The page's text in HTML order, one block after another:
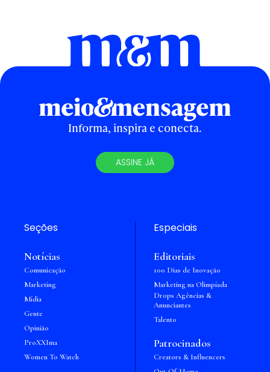
Informa, inspira e conecta.
ASSINE JÁ
Seções
Notícias
Comunicação
Marketing
Mídia
Gente
Opinião
ProXXIma
Women To Watch
Especiais
Editoriais
100 Dias de Inovação
Marketing na Olimpíada
Drops Agências &
Anunciantes
Talento
Patrocinados
Creators & Influencers